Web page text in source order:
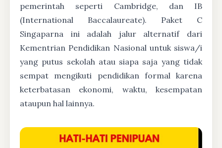
pemerintah seperti Cambridge, dan IB
(International Baccalaureate). Paket C
Singaparna ini adalah jalur alternatif dari
Kementrian Pendidikan Nasional untuk siswa/i
yang putus sekolah atau siapa saja yang tidak
sempat mengikuti pendidikan formal karena
keterbatasan ekonomi, waktu, kesempatan
ataupun hal lainnya.